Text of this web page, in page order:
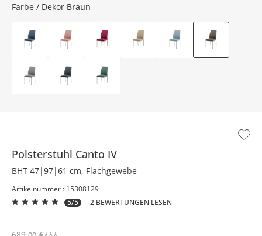
Polsterstuhl Canto IV
BHT 47|97|61 cm, Flachgewebe
Artikelnummer : 15308129
5/5
2 BEWERTUNGEN LESEN
Farbe / Dekor Braun